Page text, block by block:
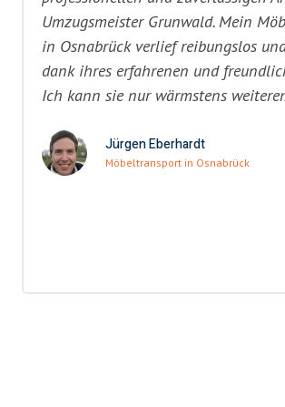
Umzugsmeister Grunwald. Mein
in Osnabrück verlief reibungslos
dank ihres erfahrenen und
Ich kann sie nur wärmstens
Jürgen Eberhardt
Möbeltransport in Osnabrück